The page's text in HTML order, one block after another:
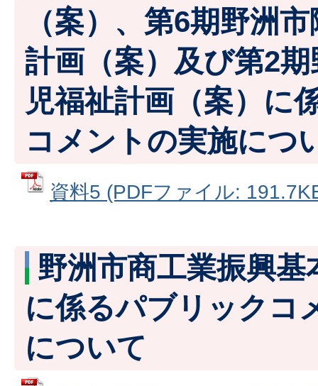
（案）、第6期野洲
計画（案）及び第2
児福祉計画（案）に
コメントの実施につ
資料5 (PDFファイル:
野洲市商工業振興基
に係るパブリックコ
について